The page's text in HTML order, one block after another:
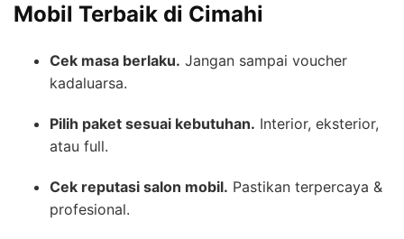
Mobil Terbaik di Cimahi
Cek masa berlaku. Jangan sampai voucher
kadaluarsa.
Pilih paket sesuai kebutuhan. Interior, eksterior,
atau full.
Cek reputasi salon mobil. Pastikan terpercaya &
profesional.